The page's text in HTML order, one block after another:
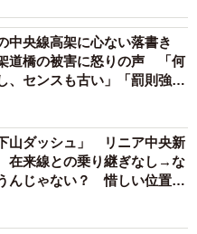
中央線高架に心ない落書き
道橋の被害に怒りの声 「何
、センスも古い」「罰則強化
山ダッシュ」 リニア中央新
在来線との乗り継ぎなし→な
んじゃない？ 惜しい位置関